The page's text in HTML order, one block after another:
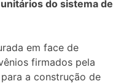
do sistema de
em face de
firmados pela
a construção de